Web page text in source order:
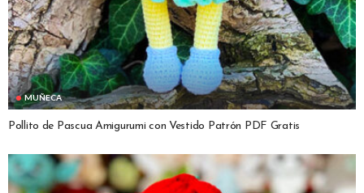
MUÑECA
Pollito de Pascua Amigurumi con Vestido Patrón PDF Gratis